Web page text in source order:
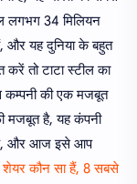
लगभग 34 मिलियन
और यह दुनिया के बहुत
करें तो टाटा स्टील का
कम्पनी की एक मजबूत
मजबूत है, यह कंपनी
है, और आज इसे आप
शेयर कौन सा हैं, 8 सबसे